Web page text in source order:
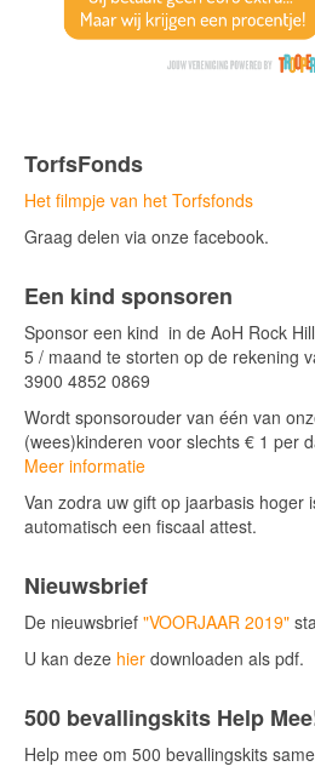
TorfsFonds
Het filmpje van het Torfsfonds
Graag delen via onze facebook.
Een kind sponsoren
Sponsor een kind in de AoH Rock
5 / maand te storten op de rekening
3900 4852 0869
Wordt sponsorouder van één van
(wees)kinderen voor slechts € 1 per
Meer informatie
Van zodra uw gift op jaarbasis hoger
automatisch een fiscaal attest.
Nieuwsbrief
De nieuwsbrief "VOORJAAR 2019"
U kan deze hier downloaden als pdf.
500 bevallingskits Help
Help mee om 500 bevallingskits